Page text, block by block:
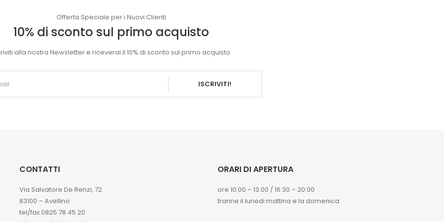
Offerta Speciale per i Nuovi Clienti
10% di sconto sul primo acquisto
alla nostra Newsletter e riceverai il 10% di sconto sul primo acquisto
ISCRIVITI!
CONTATTI
Via Salvatore De Renzi, 72
83100 – Avellino
tel/fax 0825 78 45 20
ORARI DI APERTURA
ore 10.00 – 13.00 / 16:30 – 20:00
tranne il lunedi mattina e la domenica